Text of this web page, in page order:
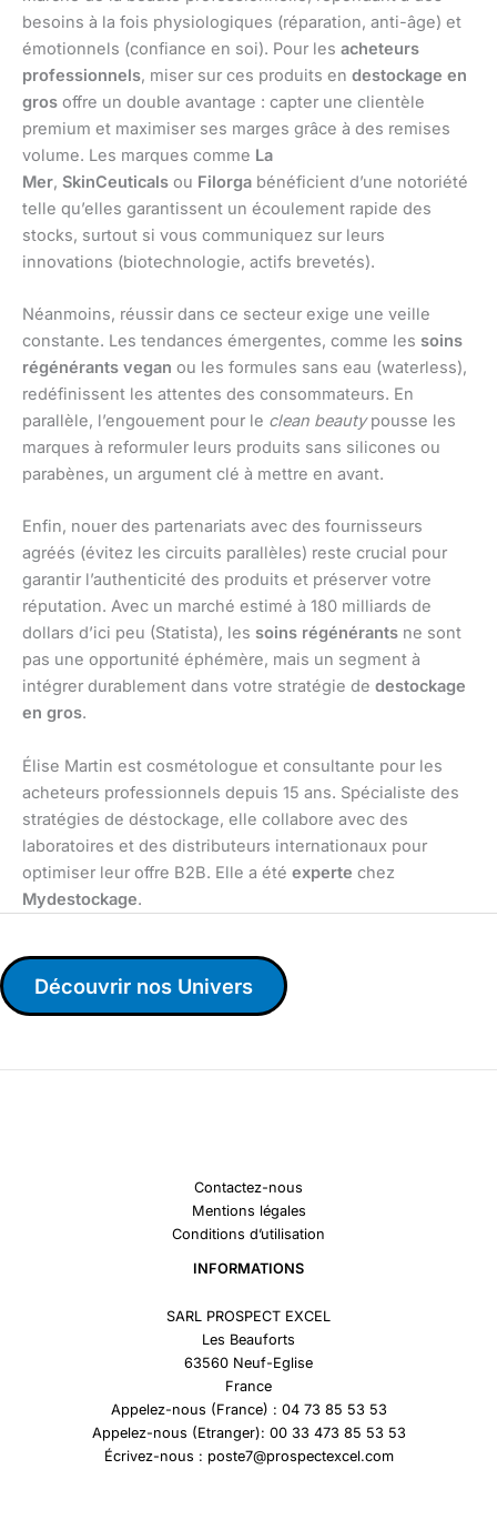
besoins à la fois physiologiques (réparation, anti-âge) et
émotionnels (confiance en soi). Pour les acheteurs
professionnels, miser sur ces produits en destockage en
gros offre un double avantage : capter une clientèle
premium et maximiser ses marges grâce à des remises
volume. Les marques comme La
Mer, SkinCeuticals ou Filorga bénéficient d’une notoriété
telle qu’elles garantissent un écoulement rapide des
stocks, surtout si vous communiquez sur leurs
innovations (biotechnologie, actifs brevetés).
Néanmoins, réussir dans ce secteur exige une veille
constante. Les tendances émergentes, comme les soins
régénérants vegan ou les formules sans eau (waterless),
redéfinissent les attentes des consommateurs. En
parallèle, l’engouement pour le clean beautypousse les
marques à reformuler leurs produits sans silicones ou
parabènes, un argument clé à mettre en avant.
Enfin, nouer des partenariats avec des fournisseurs
agréés (évitez les circuits parallèles) reste crucial pour
garantir l’authenticité des produits et préserver votre
réputation. Avec un marché estimé à 180 milliards de
dollars d’ici peu (Statista), les soins régénérants ne sont
pas une opportunité éphémère, mais un segment à
intégrer durablement dans votre stratégie de destockage
en gros.
Élise Martin est cosmétologue et consultante pour les
acheteurs professionnels depuis 15 ans. Spécialiste des
stratégies de déstockage, elle collabore avec des
laboratoires et des distributeurs internationaux pour
optimiser leur offre B2B. Elle a été experte chez
Mydestockage.
Découvrir nos Univers
Contactez-nous
Mentions légales
Conditions d’utilisation
INFORMATIONS
SARL PROSPECT EXCEL
Les Beauforts
63560 Neuf-Eglise
France
Appelez-nous (France) : 04 73 85 53 53
Appelez-nous (Etranger): 00 33 473 85 53 53
Écrivez-nous : poste7@prospectexcel.com